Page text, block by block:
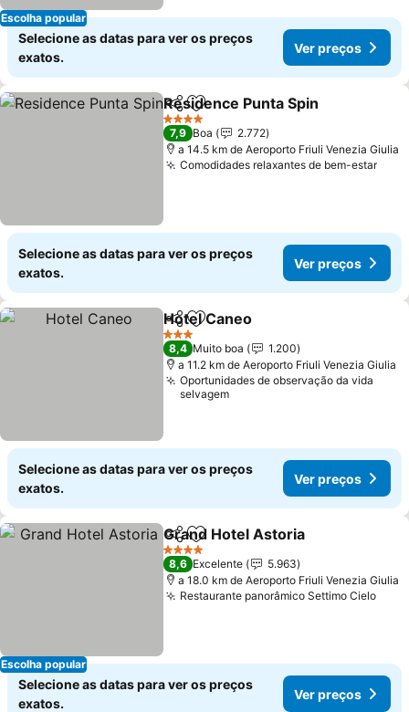
Escolha popular
Selecione as datas para ver os preços
exatos.
Ver preços
PartilharAdicionar aos favoritos
Residence Punta Spin
4 Estrelas
7,9 Boa
2.772
a 14.5 km de Aeroporto Friuli Venezia Giulia
Comodidades relaxantes de bem-estarVer
Selecione as datas para ver os preços
exatos.
Ver preços
PartilharAdicionar aos favoritos
Hotel Caneo
3 Estrelas
8,4 Muito boa
1.200
a 11.2 km de Aeroporto Friuli Venezia Giulia
Oportunidades de observação da vida
selvagem
Selecione as datas para ver os preços
exatos.
Ver preços
Escolha popular
PartilharAdicionar aos favoritos
Grand Hotel Astoria
4 Estrelas
8,6 Excelente
5.963
a 18.0 km de Aeroporto Friuli Venezia Giulia
Restaurante panorâmico Settimo CieloVer
Selecione as datas para ver os preços
exatos.
Ver preços